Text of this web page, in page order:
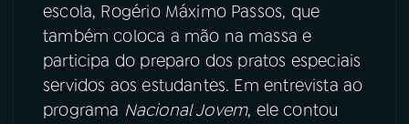
escola, Rogério Máximo Passos, que
também coloca a mão na massa e
participa do preparo dos pratos especiais
servidos aos estudantes. Em entrevista ao
programa Nacional Jovem, ele contou